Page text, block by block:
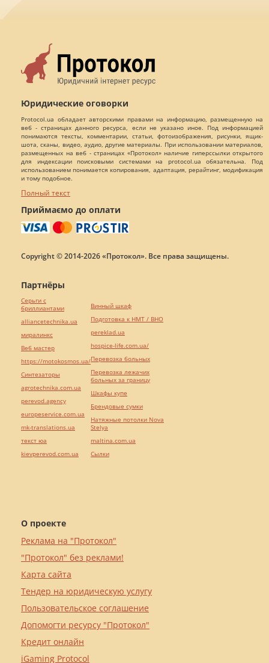
Юридические оговорки
Protocol.ua обладает авторскими правами на информацию, размещенную на
веб - страницах данного ресурса, если не указано иное. Под информацией
понимаются тексты, комментарии, статьи, фотоизображения, рисунки, ящик-
шота, сканы, видео, аудио, другие материалы. При использовании материалов,
размещенных на веб - страницах «Протокол» наличие гиперссылки открытого
для индексации поисковыми системами на protocol.ua обязательна. Под
использованием понимается копирования, адаптация, рерайтинг, модификация
и тому подобное.
Полный текст
Приймаємо до оплати
Copyright © 2014-2026 «Протокол». Все права защищены.
О проекте
Реклама на "Протокол"
"Протокол" без реклами!
Карта сайта
Тендер на юридическую услугу
Пользовательское соглашение
Допомогти ресурсу "Протокол"
Кредит онлайн
iGaming Protocol
Партнёры
Серьги с
бриллиантами
alliancetechnika.ua
миралинкс
Веб мастер
https://motokosmos.ua/
Синтезаторы
agrotechnika.com.ua
perevod.agency
europeservice.com.ua
mk-translations.ua
текст юа
kievperevod.com.ua
Винный шкаф
Подготовка к НМТ / ВНО
pereklad.ua
hospice-life.com.ua/
Перевозка больных
Перевозка лежачих
больных за границу
Шкафы купе
Брендовые сумки
Натяжные потолки Nova
Stelya
maltina.com.ua
Cылки